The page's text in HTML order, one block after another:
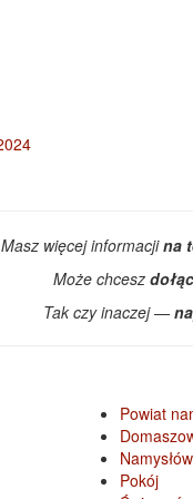
Masz więcej informacjina
Może chcesz
Tak czy inaczej —
Powiat
Namysłów
Pokój